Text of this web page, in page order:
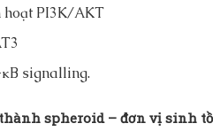
hoạt PI3K/AKT
signalling.
spheroid – đơn vị sinh